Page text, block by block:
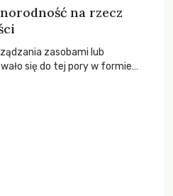
na rzecz
zasobami lub
się do tej pory w formie